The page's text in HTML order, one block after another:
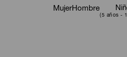
MujerHombre